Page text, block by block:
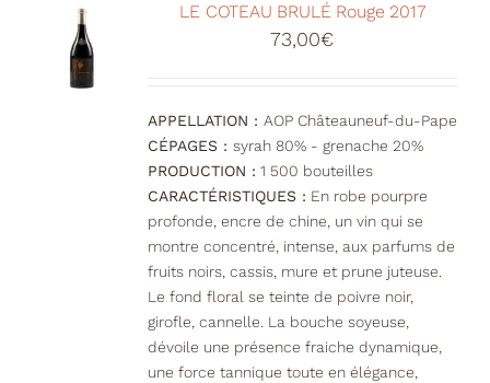
LE COTEAU BRULÉ Rouge 2017
73,00€
APPELLATION : AOP Châteauneuf-du-Pape
CÉPAGES : syrah 80% - grenache 20%
PRODUCTION : 1 500 bouteilles
CARACTÉRISTIQUES : En robe pourpre
profonde, encre de chine, un vin qui se
montre concentré, intense, aux parfums de
fruits noirs, cassis, mure et prune juteuse.
Le fond floral se teinte de poivre noir,
girofle, cannelle. La bouche soyeuse,
dévoile une présence fraiche dynamique,
une force tannique toute en élégance,